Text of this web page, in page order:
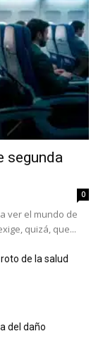
segunda
0
ver el mundo de
quizá, que...
de la salud
del daño